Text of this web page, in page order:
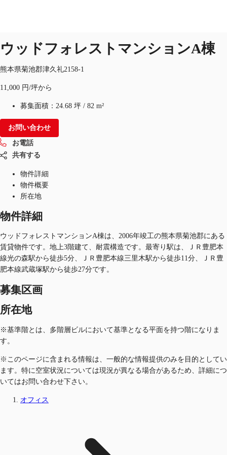
オフィス・事務所
倉庫・物流センター
記事
仲介会社様はこちらへ
お気に入り
JP
ウッドフォレストマンションA棟
熊本県菊池郡津久礼2158-1
11,000 円/坪から
募集面積： 24.68 坪 / 82 m²
お問い合わせ
お電話
共有する
物件詳細
物件概要
所在地
物件詳細
ウッドフォレストマンションA棟は、2006年竣工の熊本県菊池郡にある
賃貸物件です。地上3階建て、耐震構造です。最寄り駅は、ＪＲ豊肥本
線光の森駅から徒歩5分、ＪＲ豊肥本線三里木駅から徒歩11分、ＪＲ豊
肥本線武蔵塚駅から徒歩27分です。
募集区画
所在地
※基準階とは、多階層ビルにおいて基準となる平面を持つ階になりま
す。
※このページに含まれる情報は、一般的な情報提供のみを目的としてい
ます。特に空室状況については現況が異なる場合があるため、詳細につ
いてはお問い合わせ下さい。
オフィス